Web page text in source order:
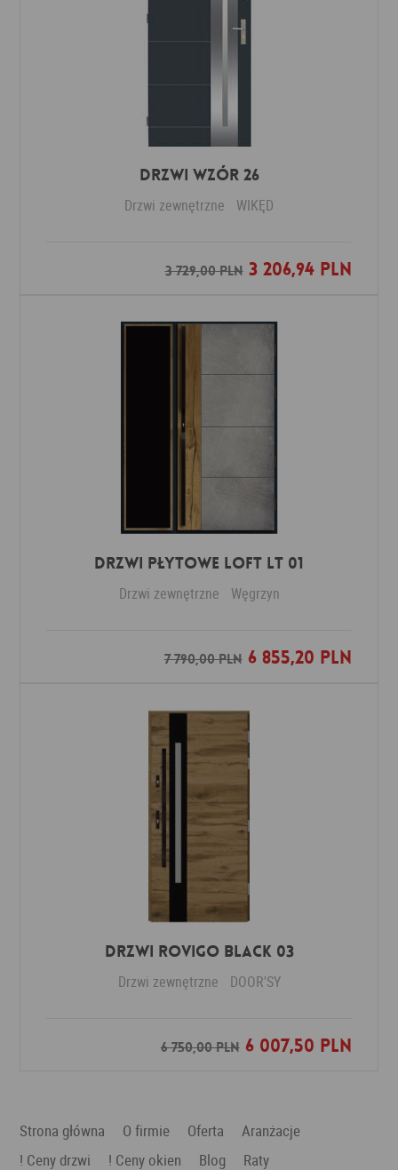
Drzwi Wzór 26
Drzwi zewnętrzne WIKĘD
3 729,00 PLN3 206,94 PLN
Dodaj do ulubionych
DRZWI PŁYTOWE LOFT LT 01
Drzwi zewnętrzne Węgrzyn
7 790,00 PLN6 855,20 PLN
Dodaj do ulubionych
DRZWI ROVIGO BLACK 03
Drzwi zewnętrzne DOOR'SY
6 750,00 PLN6 007,50 PLN
Dodaj do ulubionych
Strona główna O firmie Oferta
Aranżacje
! Ceny drzwi
! Ceny okien Blog Raty